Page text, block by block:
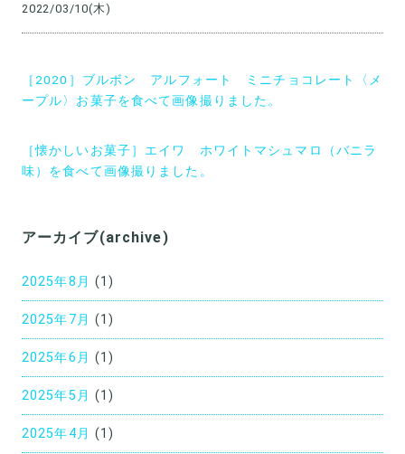
2022/03/10(木)
稿
ビ
シ
ョ
ン
［2020］ブルボン アルフォート ミニチョコレート〈メ
ープル〉お菓子を食べて画像撮りました。
［懐かしいお菓子］エイワ ホワイトマシュマロ（バニラ
味）を食べて画像撮りました。
アーカイブ(archive)
2025年8月 (1)
2025年7月 (1)
2025年6月 (1)
2025年5月 (1)
2025年4月 (1)